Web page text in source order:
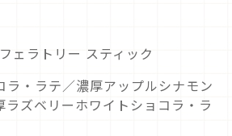
ェラトリー スティック
ラ・ラテ／濃厚アップルシナモン
ラズベリーホワイトショコラ・ラ